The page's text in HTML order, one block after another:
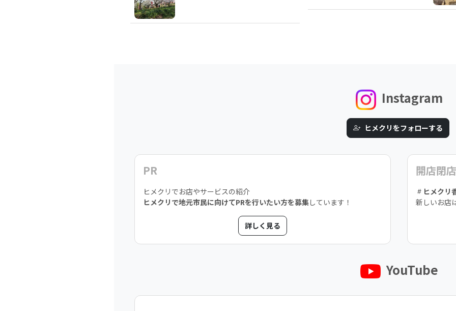
Instagram
ヒメクリをフォローする
PR
ヒメクリでお店やサービスの紹介
ヒメクリで地元市民に向けてPRを行いたい方を募集しています！
詳しく見る
開店閉店
ヒメクリ
新しいお店
YouTube